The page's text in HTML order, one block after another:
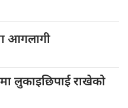
आगलागी
लुकाइछिपाई राखेको